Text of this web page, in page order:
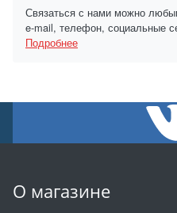
Связаться с нами можно
e-mail, телефон, социальные
Подробнее
О магазине